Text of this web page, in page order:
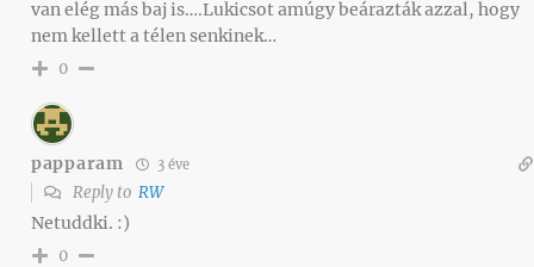
van elég más baj is….Lukicsot amúgy beárazták azzal, hogy
nem kellett a télen senkinek…
0
papparam 3 éve
Reply to RW
Netuddki. :)
0